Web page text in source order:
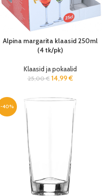
Alpina margarita klaasid 250ml
(4 tk/pk)
Klaasid ja pokaalid
25,00€ 14,99€
-40%